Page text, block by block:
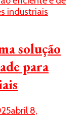
solução
para
abril 8,